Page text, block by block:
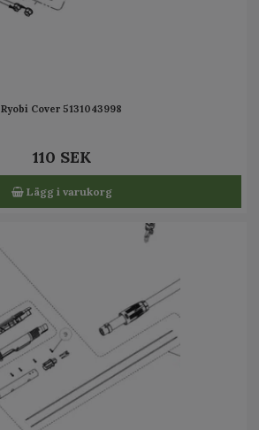
Ryobi Cover 5131043998
110 SEK
Lägg i varukorg